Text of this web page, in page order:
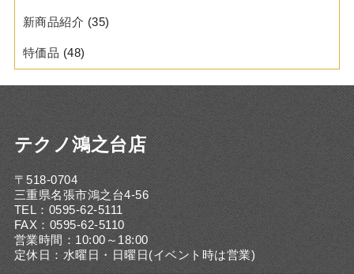
新商品紹介 (35)
特価品 (48)
テクノ鴻之台店
〒518-0704
三重県名張市鴻之台4-56
TEL：0595-62-5111
FAX：0595-62-5110
営業時間：10:00～18:00
定休日：水曜日・日曜日(イベント時は営業)